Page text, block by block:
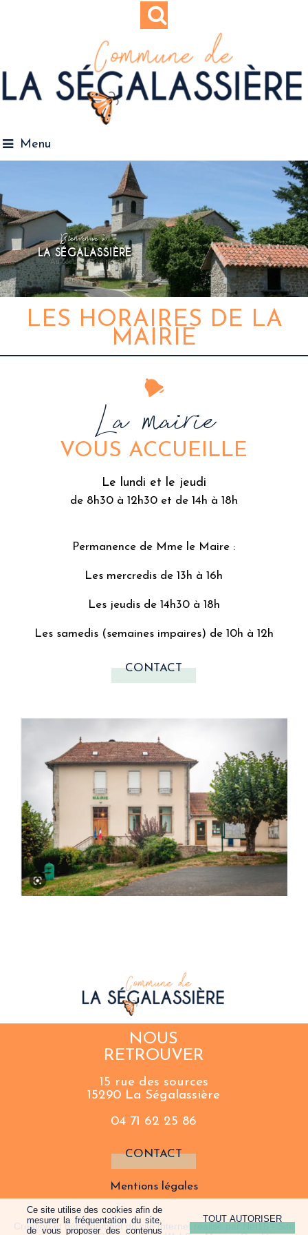
Menu
Bienvenue à
LA SÉGALASSIÈRE
Au coeur du Cantal
LES HORAIRES DE LA
MAIRIE
La mairie
VOUS ACCUEILLE
Le lundi et le jeudi
de 8h30 à 12h30 et de 14h à 18h
Permanence de Mme le Maire :
Les mercredis de 13h à 16h
Les jeudis de 14h30 à 18h
Les samedis (semaines impaires) de 10h à 12h
CONTACT
NOUS
RETROUVER
15 rue des sources
15290 La Ségalassière
04 71 62 25 86
CONTACT
Mentions légales
Création et hébergement du site Internet réalisé par Net15
Ce site utilise des cookies afin de
mesurer la fréquentation du site,
de vous proposer des contenus